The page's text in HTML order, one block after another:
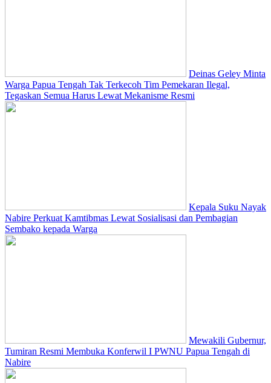
Deinas Geley Minta
Warga Papua Tengah Tak Terkecoh Tim Pemekaran Ilegal,
Tegaskan Semua Harus Lewat Mekanisme Resmi
Kepala Suku Nayak
Nabire Perkuat Kamtibmas Lewat Sosialisasi dan Pembagian
Sembako kepada Warga
Mewakili Gubernur,
Tumiran Resmi Membuka Konferwil I PWNU Papua Tengah di
Nabire